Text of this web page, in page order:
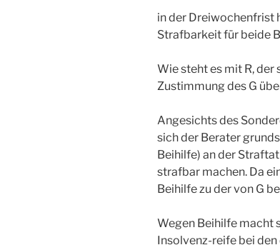
in der Dreiwochenfrist
Strafbarkeit für beide
Wie steht es mit R,
Zustimmung des G
Angesichts des
sich der Berater
Beihilfe) an der
strafbar machen. Da
Beihilfe zu der von G
Wegen Beihilfe macht
Insolvenz-reife bei